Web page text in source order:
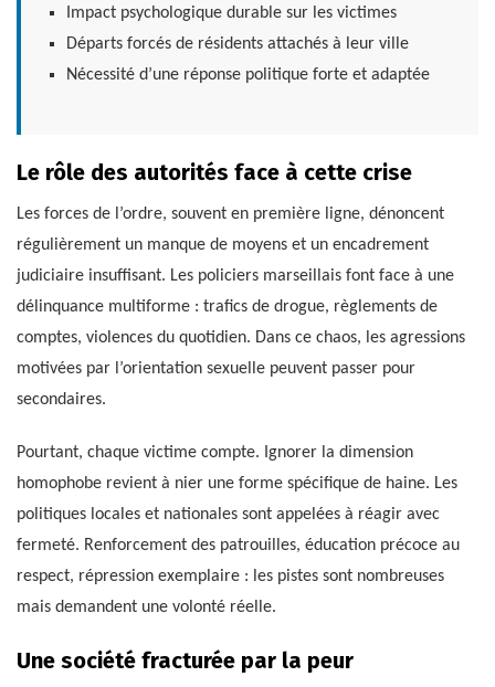
Impact psychologique durable sur les victimes
Départs forcés de résidents attachés à leur ville
Nécessité d’une réponse politique forte et adaptée
Le rôle des autorités face à cette crise
Les forces de l’ordre, souvent en première ligne, dénoncent
régulièrement un manque de moyens et un encadrement
judiciaire insuffisant. Les policiers marseillais font face à une
délinquance multiforme : trafics de drogue, règlements de
comptes, violences du quotidien. Dans ce chaos, les agressions
motivées par l’orientation sexuelle peuvent passer pour
secondaires.
Pourtant, chaque victime compte. Ignorer la dimension
homophobe revient à nier une forme spécifique de haine. Les
politiques locales et nationales sont appelées à réagir avec
fermeté. Renforcement des patrouilles, éducation précoce au
respect, répression exemplaire : les pistes sont nombreuses
mais demandent une volonté réelle.
Une société fracturée par la peur